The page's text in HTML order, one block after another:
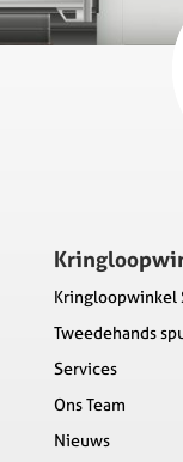
Kringloopwinkel
Tweedehands
Services
Ons Team
Nieuws